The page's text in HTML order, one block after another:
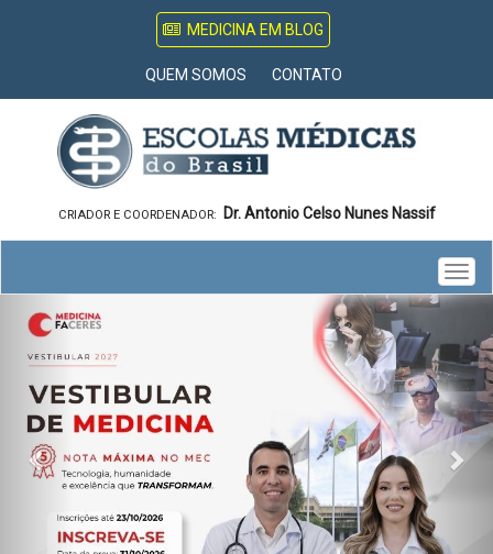
MEDICINA EM BLOG
QUEM SOMOS CONTATO
CRIADOR E COORDENADOR: Dr. Antonio Celso Nunes Nassif
Previous